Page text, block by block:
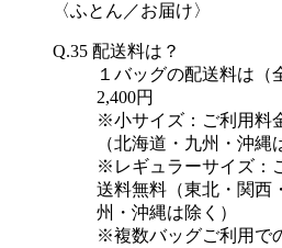
〈ふとん／お届け〉
Q.35 配送料は？
１バッグの配送料は（
2,400円
※小サイズ：ご利用料
（北海道・九州・沖縄
※レギュラーサイズ：
送料無料（東北・関西
州・沖縄は除く）
※複数バッグご利用で